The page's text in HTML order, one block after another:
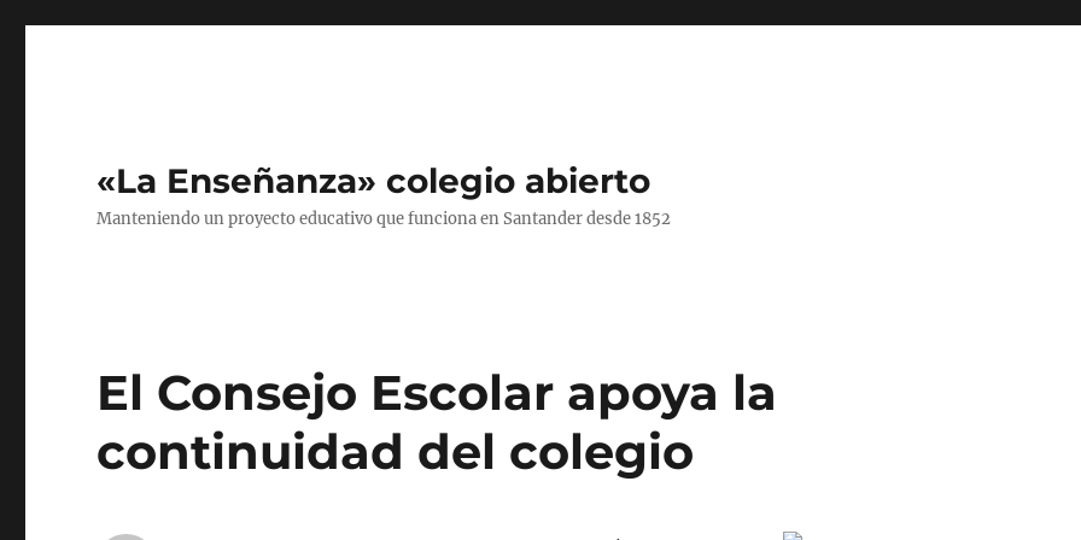
«La Enseñanza» colegio abierto
Manteniendo un proyecto educativo que funciona en Santander desde 1852
El Consejo Escolar apoya la
continuidad del colegio